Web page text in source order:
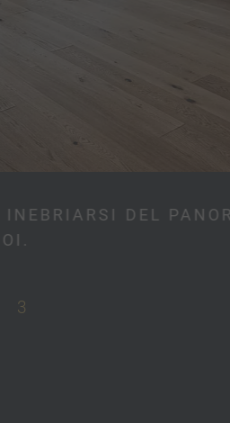
INEBRIARSI DEL
3